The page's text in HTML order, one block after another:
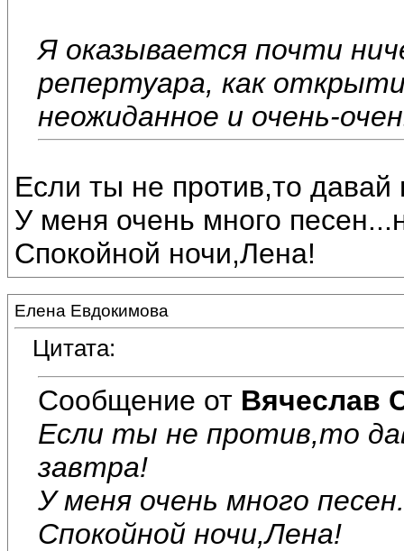
Я оказывается почти
репертуара, как
неожиданное и очень-
Если ты не против,то
У меня очень много
Спокойной ночи,Лена!
Елена Евдокимова
Цитата:
Сообщение от Вячеслав
Если ты не против,то
завтра!
У меня очень много
Спокойной ночи,Лена!